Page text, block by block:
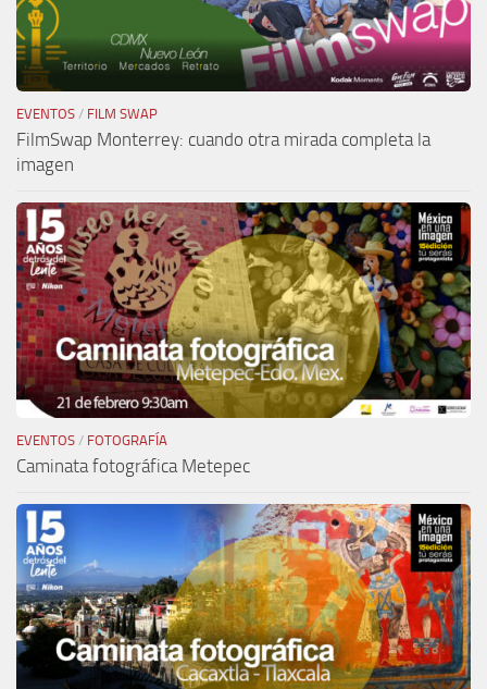
EVENTOS / FILM SWAP
FilmSwap Monterrey: cuando otra mirada completa la
imagen
EVENTOS / FOTOGRAFÍA
Caminata fotográfica Metepec